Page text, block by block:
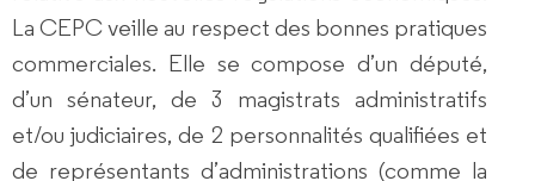
La CEPC veille au respect des bonnes pratiques
commerciales. Elle se compose d’un député,
d’un sénateur, de 3 magistrats administratifs
et/ou judiciaires, de 2 personnalités qualifiées et
de représentants d’administrations (comme la